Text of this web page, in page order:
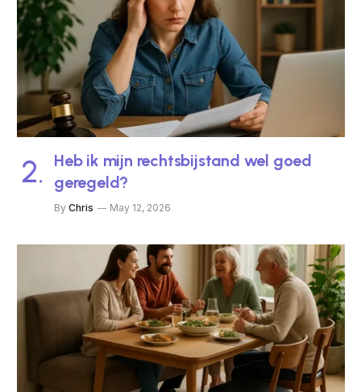
Heb ik mijn rechtsbijstand wel goed
geregeld?
By Chris May 12, 2026